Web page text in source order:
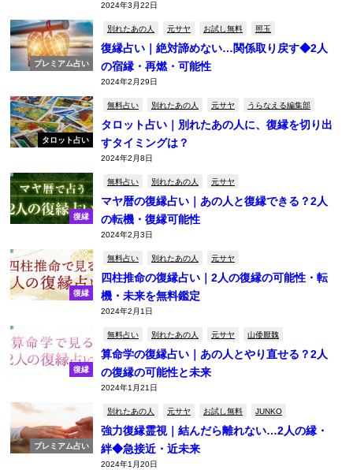
2024年3月22日
プレミアム占い
別れたあの人 元サヤ お試し無料 照玉
復縁占い｜絶対諦めない…関係取り戻す◆2人
の宿縁・再燃・可能性
2024年2月29日
タロット占い
無料占い 別れたあの人 元サヤ うらなえる編集部
タロット占い｜別れたあの人に、復縁を切り出
すタイミングは？
2024年2月8日
復縁
無料占い 別れたあの人 元サヤ
マヤ暦の復縁占い｜あの人と復縁できる？2人
の転機・復縁可能性
2024年2月3日
復縁
無料占い 別れたあの人 元サヤ
四柱推命の復縁占い｜2人の復縁の可能性・転
機・未来を無料鑑定
2024年2月1日
復縁
無料占い 別れたあの人 元サヤ 山倭厭魏
算命学の復縁占い｜あの人とやり直せる？2人
の復縁の可能性と未来
2024年1月21日
プレミアム占い
別れたあの人 元サヤ お試し無料 JUNKO
強力復縁霊視｜結んだら離れない…2人の縁・
絆◆急接近・近未来
2024年1月20日